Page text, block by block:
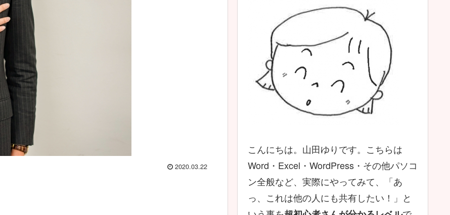
2020.03.22
こんにちは。山田ゆりです。こちらは
Word・Excel・WordPress・その他パソコ
ン全般など、実際にやってみて、「あ
っ、これは他の人にも共有したい！」と